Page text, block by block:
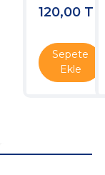
Yağ
120,00 TL
Sepete
Ekle